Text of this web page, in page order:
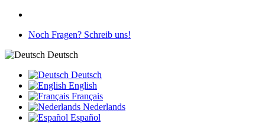
Noch Fragen? Schreib uns!
Deutsch
Deutsch
English
Français
Nederlands
Español